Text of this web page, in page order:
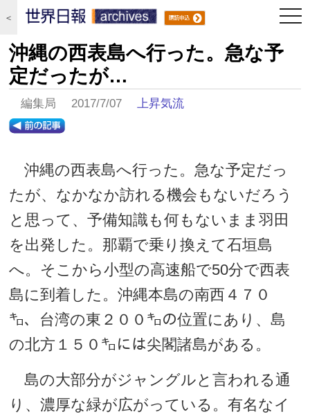
＜
沖縄の西表島へ行った。急な予
定だったが…
編集局 2017/7/07上昇気流
沖縄の西表島へ行った。急な予定だっ
たが、なかなか訪れる機会もないだろう
と思って、予備知識も何もないまま羽田
を出発した。那覇で乗り換えて石垣島
へ。そこから小型の高速船で50分で西表
島に到着した。沖縄本島の南西４７０
㌔、台湾の東２００㌔の位置にあり、島
の北方１５０㌔には尖閣諸島がある。
島の大部分がジャングルと言われる通
り、濃厚な緑が広がっている。有名なイ